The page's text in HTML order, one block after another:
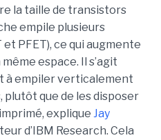
la taille de transistors
empile plusieurs
PFET), ce qui augmente
espace. Il s’agit
à empiler verticalement
que de les disposer
explique Jay
d’IBM Research. Cela